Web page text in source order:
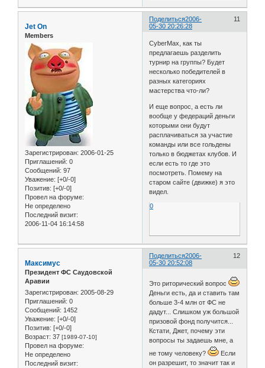
Поделиться 11
2006-
05-30 20:26:28
Jet On
Members
Зарегистрирован: 2006-01-25
Приглашений: 0
Сообщений: 97
Уважение: [+0/-0]
Позитив: [+0/-0]
Провел на форуме:
Не определено
Последний визит:
2006-11-04 16:14:58
CyberMax, как ты
предлагаешь разделить
турнир на группы? Будет
несколько победителей в
разных категориях
мастерства что-ли?
И еще вопрос, а есть ли
вообще у федераций деньги
которыми они будут
расплачиваться за участие
команды или все гольдены
только в бюджетах клубов. И
если есть то где это
посмотреть. Помему на
старом сайте (движке) я это
видел.
0
Поделиться 12
2006-
05-30 20:52:08
Максимус
Президент ФС Саудовской
Аравии
Зарегистрирован: 2005-08-29
Приглашений: 0
Сообщений: 1452
Уважение: [+0/-0]
Позитив: [+0/-0]
Возраст: 37 [1989-07-10]
Провел на форуме:
Не определено
Последний визит:
Это риторический вопрос
Деньги есть, да и ставить там
больше 3-4 млн от ФС не
дадут... Слишком уж большой
призовой фонд получится...
Кстати, Джет, почему эти
вопросы ты задаешь мне, а
не тому человеку?
Если
он разрешит, то значит так и